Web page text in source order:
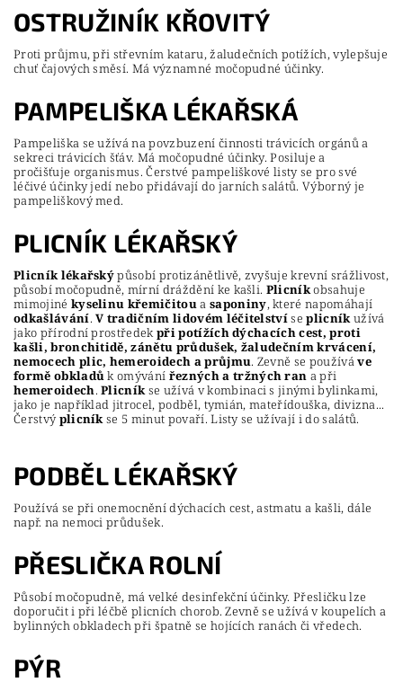
OSTRUŽINÍK KŘOVITÝ
Proti průjmu, při střevním kataru, žaludečních potížích, vylepšuje
chuť čajových směsí. Má významné močopudné účinky.
PAMPELIŠKA LÉKAŘSKÁ
Pampeliška se užívá na povzbuzení činnosti trávicích orgánů a
sekreci trávicích šťáv. Má močopudné účinky. Posiluje a
pročišťuje organismus. Čerstvé pampeliškové listy se pro své
léčivé účinky jedí nebo přidávají do jarních salátů. Výborný je
pampeliškový med.
PLICNÍK LÉKAŘSKÝ
Plicník lékařskýpůsobí protizánětlivě, zvyšuje krevní srážlivost,
působí močopudně, mírní dráždění ke kašli. Plicníkobsahuje
mimojiné kyselinu křemičitoua saponiny, které napomáhají
odkašlávání.V tradičním lidovém léčitelstvíse plicníkužívá
jako přírodní prostředekpři potížích dýchacích cest, proti
kašli, bronchitidě, zánětu průdušek, žaludečním krvácení,
nemocech plic, hemeroidech a průjmu. Zevně se používáve
formě obkladůk omývání řezných a tržných ran a při
hemeroidech.Plicníkse užívá v kombinaci s jinými bylinkami,
jako je například jitrocel, podběl, tymián, mateřídouška, divizna...
Čerstvýplicníkse 5 minut povaří. Listy se užívají i do salátů.
PODBĚL LÉKAŘSKÝ
Používá se při onemocnění dýchacích cest, astmatu a kašli, dále
např. na nemoci průdušek.
PŘESLIČKA ROLNÍ
Působí močopudně, má velké desinfekční účinky. Přesličku lze
doporučit i při léčbě plicních chorob. Zevně se užívá v koupelích a
bylinných obkladech při špatně se hojících ranách či vředech.
PÝR